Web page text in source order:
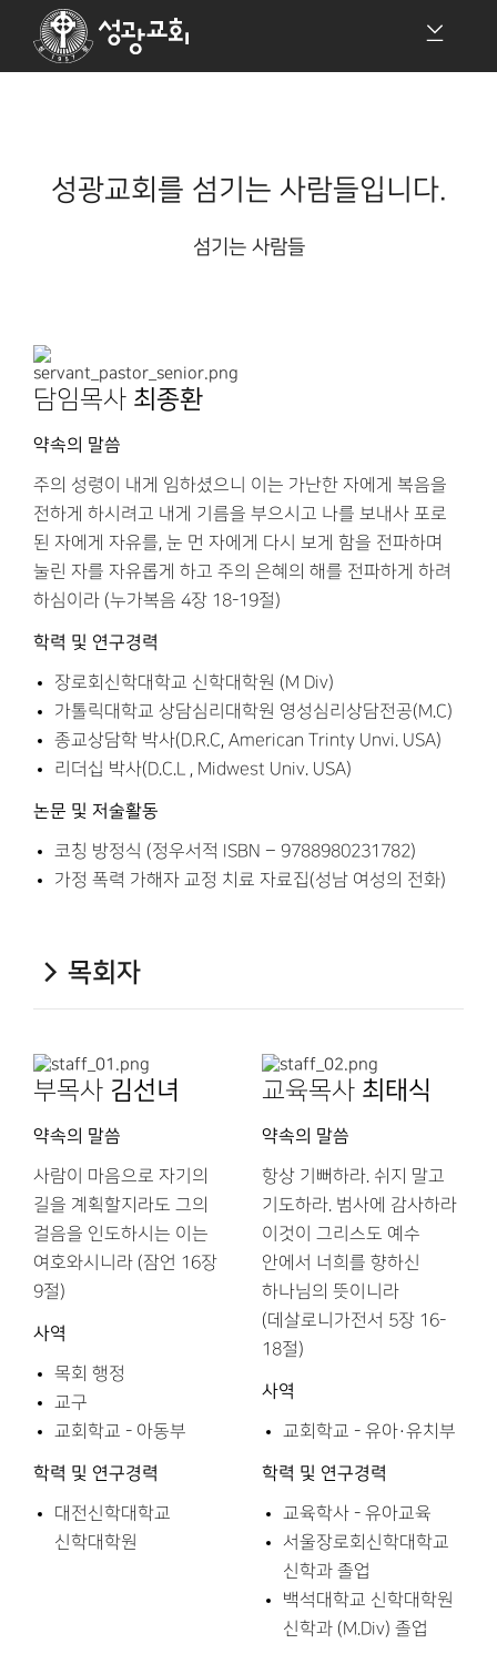
성광교회를 섬기는 사람들입니다.
섬기는 사람들
담임목사 최종환
약속의 말씀
주의 성령이 내게 임하셨으니 이는 가난한 자에게 복음을
전하게 하시려고 내게 기름을 부으시고 나를 보내사 포로
된 자에게 자유를, 눈 먼 자에게 다시 보게 함을 전파하며
눌린 자를 자유롭게 하고 주의 은혜의 해를 전파하게 하려
하심이라 (누가복음 4장 18-19절)
학력 및 연구경력
장로회신학대학교 신학대학원 (M Div)
가톨릭대학교 상담심리대학원 영성심리상담전공(M.C)
종교상담학 박사(D.R.C, American Trinty Unvi. USA)
리더십 박사(D.C.L , Midwest Univ. USA)
논문 및 저술활동
코칭 방정식 (정우서적 ISBN – 9788980231782)
가정 폭력 가해자 교정 치료 자료집(성남 여성의 전화)
목회자
부목사 김선녀
약속의 말씀
사람이 마음으로 자기의
길을 계획할지라도 그의
걸음을 인도하시는 이는
여호와시니라 (잠언 16장
9절)
사역
목회 행정
교구
교회학교 - 아동부
학력 및 연구경력
대전신학대학교
신학대학원
교육목사 최태식
약속의 말씀
항상 기뻐하라. 쉬지 말고
기도하라. 범사에 감사하라
이것이 그리스도 예수
안에서 너희를 향하신
하나님의 뜻이니라
(데살로니가전서 5장 16-
18절)
사역
교회학교 - 유아·유치부
학력 및 연구경력
교육학사 - 유아교육
서울장로회신학대학교
신학과 졸업
백석대학교 신학대학원
신학과 (M.Div) 졸업